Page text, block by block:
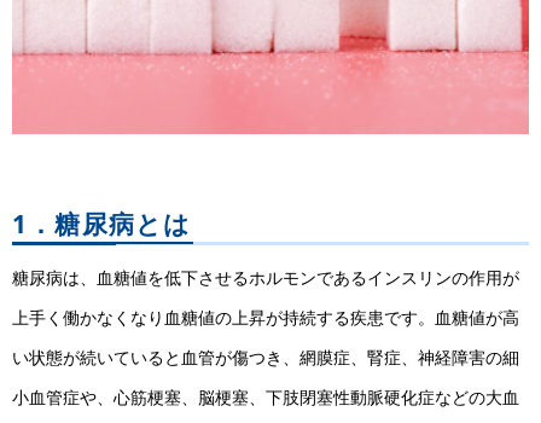
1．糖尿病とは
糖尿病は、血糖値を低下させるホルモンであるインスリンの作用が
上手く働かなくなり血糖値の上昇が持続する疾患です。血糖値が高
い状態が続いていると血管が傷つき、網膜症、腎症、神経障害の細
小血管症や、心筋梗塞、脳梗塞、下肢閉塞性動脈硬化症などの大血